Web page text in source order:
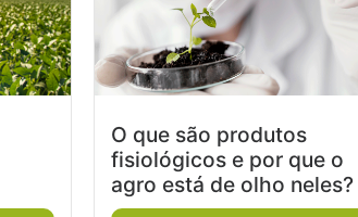
O que são produtos
fisiológicos e por que o
agro está de olho neles?